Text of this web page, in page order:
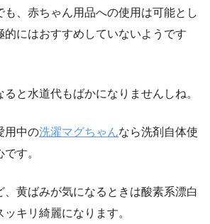
も、赤ちゃん用品への使用は可能とし
的にはおすすめしていないようです
と水道代もばかになりませんしね。
用中の洗濯マグちゃんなら洗剤自体使
す。
、黄ばみが気になるときは酸素系漂白
キリ綺麗になります。